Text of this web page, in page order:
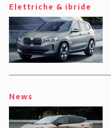
Elettriche & ibride
News